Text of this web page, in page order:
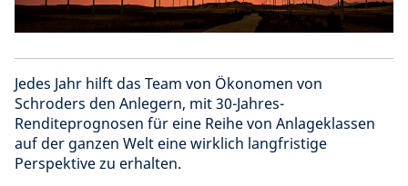
Jedes Jahr hilft das Team von Ökonomen von
Schroders den Anlegern, mit 30-Jahres-
Renditeprognosen für eine Reihe von Anlageklassen
auf der ganzen Welt eine wirklich langfristige
Perspektive zu erhalten.